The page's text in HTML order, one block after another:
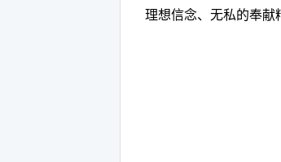
理想信念、无私的奉献